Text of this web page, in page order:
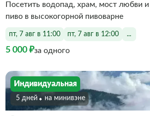
Посетить водопад, храм, мост любви
пиво в высокогорной пивоварне
пт, 7 авг в 11:00 пт, 7 авг в 12:00 ...
5 000 ₽за одного
Индивидуальная
5 дней На минивэне